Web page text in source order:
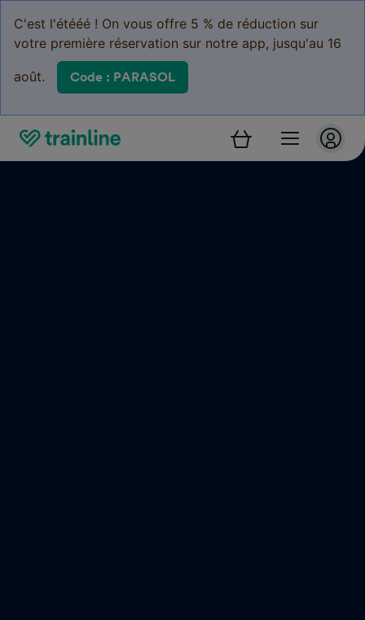
C'est l'étééé ! On vous offre 5 % de réduction sur
votre première réservation sur notre app, jusqu'au 16
août. Code : PARASOL